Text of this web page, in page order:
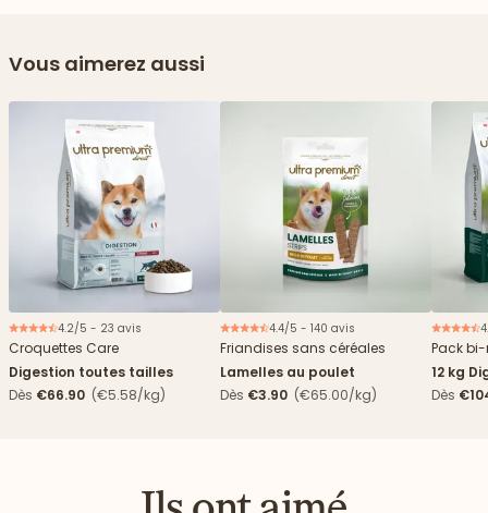
Vous aimerez aussi
4.2/5 - 23 avis
Croquettes Care
Digestion toutes tailles
Dès €66.90 (€5.58/kg)
4.4/5 - 140 avis
Friandises sans céréales
Lamelles au poulet
Dès €3.90 (€65.00/kg)
Pack
12 kg
boîtes
Dès